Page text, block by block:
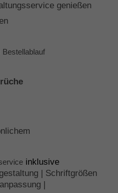
genießen
Bestellablauf
inklusive
| Schriftgrößen
|